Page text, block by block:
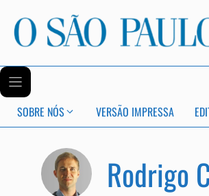
SOBRE NÓS VERSÃO IMPRESSA
Rodrigo